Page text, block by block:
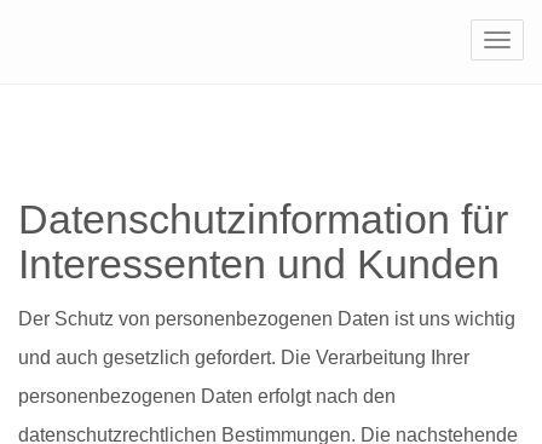
Datenschutzinformation für
Interessenten und Kunden
Der Schutz von personenbezogenen Daten ist uns wichtig
und auch gesetzlich gefordert. Die Verarbeitung Ihrer
personenbezogenen Daten erfolgt nach den
datenschutzrechtlichen Bestimmungen. Die nachstehende